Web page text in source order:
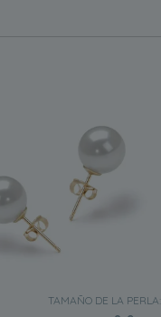
TAMAÑO DE LA PERLA: